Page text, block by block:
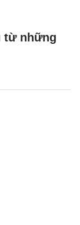
từ những